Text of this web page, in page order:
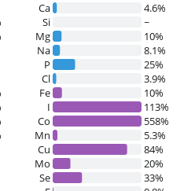
Ca
4.6%
Si
~
Mg
10%
Na
8.1%
P
25%
Cl
3.9%
Fe
10%
I
113%
Co
558%
Mn
5.3%
Cu
84%
Mo
20%
Se
33%